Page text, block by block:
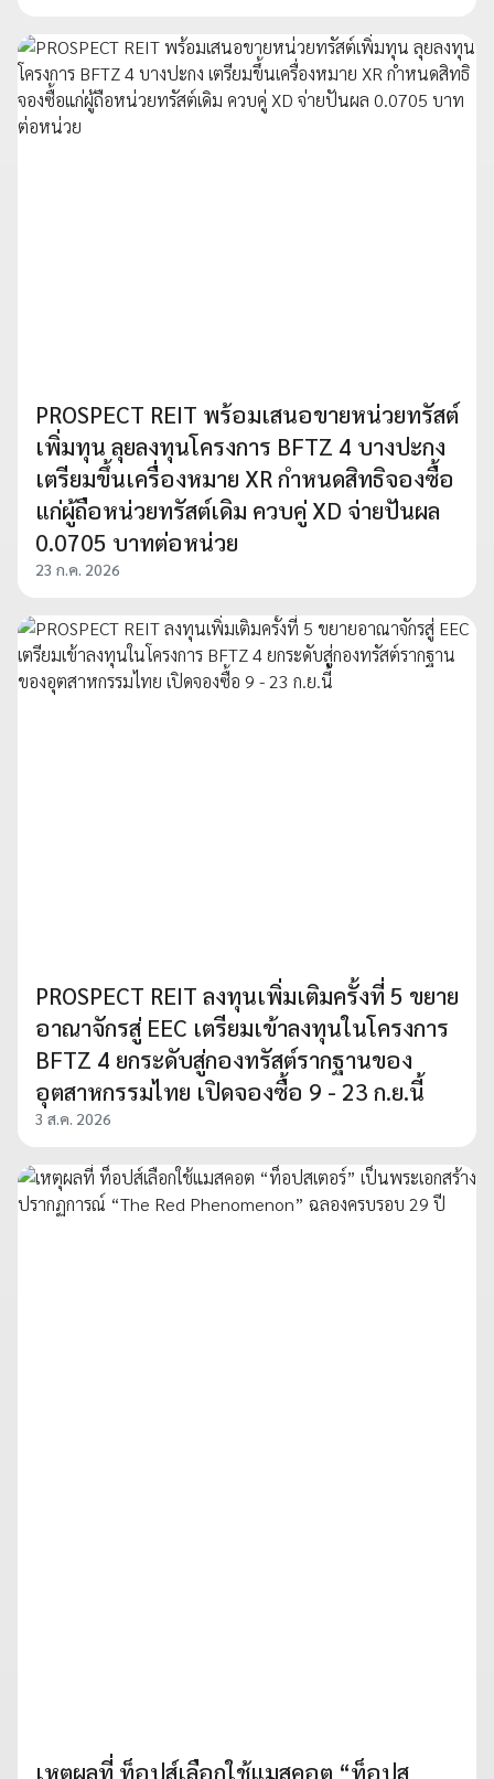
PROSPECT REIT พร้อมเสนอขายหน่วยทรัสต์
เพิ่มทุน ลุยลงทุนโครงการ BFTZ 4 บางปะกง
เตรียมขึ้นเครื่องหมาย XR กำหนดสิทธิจองซื้อ
แก่ผู้ถือหน่วยทรัสต์เดิม ควบคู่ XD จ่ายปันผล
0.0705 บาทต่อหน่วย
23 ก.ค. 2026
PROSPECT REIT ลงทุนเพิ่มเติมครั้งที่ 5 ขยาย
อาณาจักรสู่ EEC เตรียมเข้าลงทุนในโครงการ
BFTZ 4 ยกระดับสู่กองทรัสต์รากฐานของ
อุตสาหกรรมไทย เปิดจองซื้อ 9 - 23 ก.ย.นี้
3 ส.ค. 2026
เหตุผลที่ ท็อปส์เลือกใช้แมสคอต “ท็อปส